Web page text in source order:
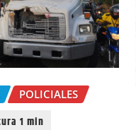
POLICIALES